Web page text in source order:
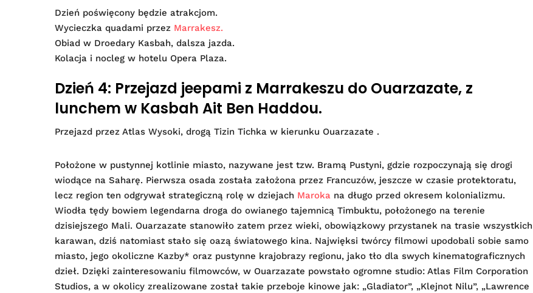
Dzień poświęcony będzie atrakcjom.
Wycieczka quadami przez Marrakesz.
Obiad w Droedary Kasbah, dalsza jazda.
Kolacja i nocleg w hotelu Opera Plaza.
Dzień 4: Przejazd jeepami z Marrakeszu do Ouarzazate, z
lunchem w Kasbah Ait Ben Haddou.
Przejazd przez Atlas Wysoki, drogą Tizin Tichka w kierunku Ouarzazate .
Położone w pustynnej kotlinie miasto, nazywane jest tzw. Bramą Pustyni, gdzie rozpoczynają się drogi
wiodące na Saharę. Pierwsza osada została założona przez Francuzów, jeszcze w czasie protektoratu,
lecz region ten odgrywał strategiczną rolę w dziejach Maroka na długo przed okresem kolonializmu.
Wiodła tędy bowiem legendarna droga do owianego tajemnicą Timbuktu, położonego na terenie
dzisiejszego Mali. Ouarzazate stanowiło zatem przez wieki, obowiązkowy przystanek na trasie wszystkich
karawan, dziś natomiast stało się oazą światowego kina. Najwięksi twórcy filmowi upodobali sobie samo
miasto, jego okoliczne Kazby* oraz pustynne krajobrazy regionu, jako tło dla swych kinematograficznych
dzieł. Dzięki zainteresowaniu filmowców, w Ouarzazate powstało ogromne studio: Atlas Film Corporation
Studios, a w okolicy zrealizowane został takie przeboje kinowe jak: „Gladiator”, „Klejnot Nilu”, „Lawrence